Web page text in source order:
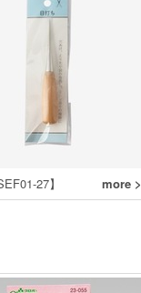
27】 more >